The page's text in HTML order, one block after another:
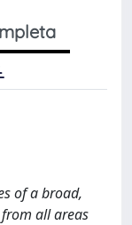
of a broad,
all areas